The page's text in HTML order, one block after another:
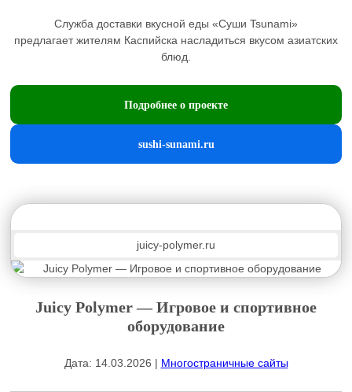
Служба доставки вкусной еды «Суши Tsunami»
предлагает жителям Каспийска насладиться вкусом азиатских
блюд.
Подробнее о проекте
sushi-sunami.ru
juicy-polymer.ru
Juicy Polymer — Игровое и спортивное
оборудование
Дата: 14.03.2026 | Многостраничные сайты